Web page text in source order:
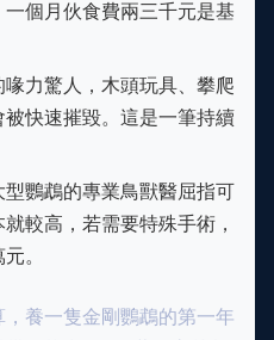
個月伙食費兩三千元是基
喙力驚人，木頭玩具、攀爬
快速摧毀。這是一筆持續
型鸚鵡的專業鳥獸醫屈指可
較高，若需要特殊手術，
。
養一隻金剛鸚鵡的第一年